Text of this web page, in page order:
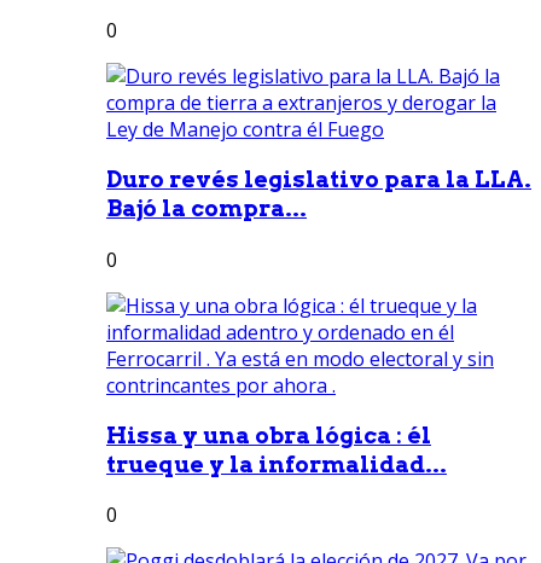
0
Duro revés legislativo para la LLA.
Bajó la compra...
0
Hissa y una obra lógica : él
trueque y la informalidad...
0